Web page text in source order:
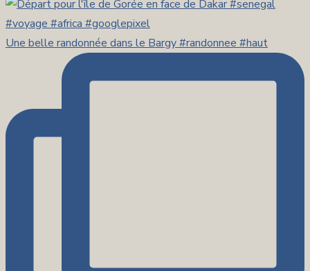
Une belle randonnée dans le Bargy #randonnee #haut